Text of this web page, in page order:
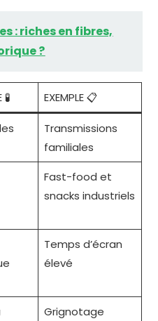
: riches en fibres,
?
EXEMPLE 📋
Transmissions
familiales
Fast-food et
snacks industriels
Temps d’écran
élevé
Grignotage